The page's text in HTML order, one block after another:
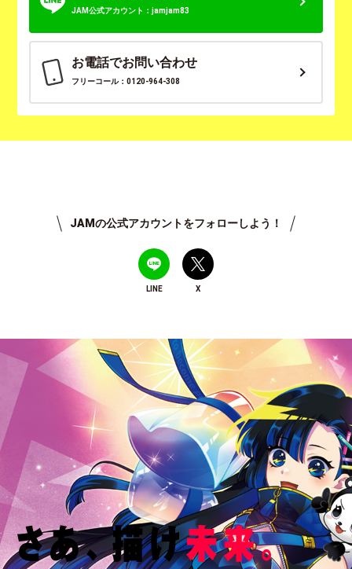
JAM公式アカウント：jamjam83
お電話でお問い合わせ
フリーコール：0120-964-308
JAMの公式アカウントをフォローしよう！
LINE X